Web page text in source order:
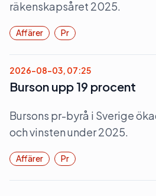
räkenskapsåret 2025.
Affärer Pr
2026-08-03, 07:25
Burson upp 19 procent
Bursons pr-byrå i Sverige
och vinsten under 2025.
Affärer Pr